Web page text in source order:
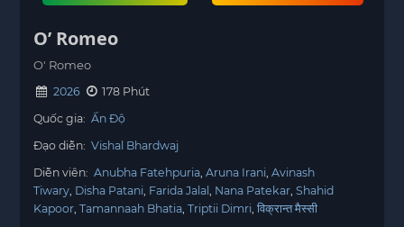
O’ Romeo
O' Romeo
2026
178 Phút
Quốc gia: Ấn Độ
Đạo diễn: Vishal Bhardwaj
Diễn viên: Anubha Fatehpuria Aruna Irani Avinash
Tiwary Disha Patani Farida Jalal Nana Patekar Shahid
Kapoor Tamannaah Bhatia Triptii Dimri विक्रान्त मैस्सी